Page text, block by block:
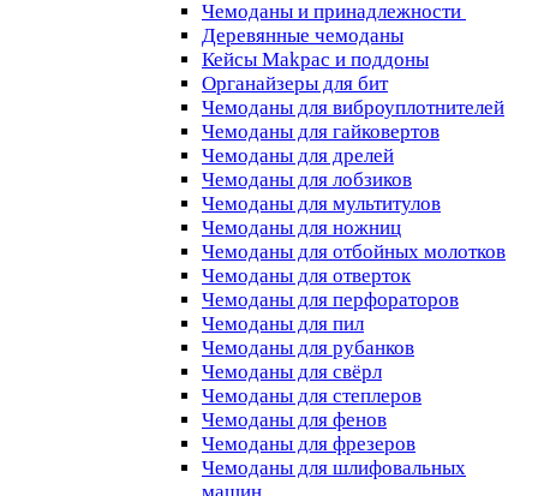
Чемоданы и принадлежности
Деревянные чемоданы
Кейсы Makpac и поддоны
Органайзеры для бит
Чемоданы для виброуплотнителей
Чемоданы для гайковертов
Чемоданы для дрелей
Чемоданы для лобзиков
Чемоданы для мультитулов
Чемоданы для ножниц
Чемоданы для отбойных молотков
Чемоданы для отверток
Чемоданы для перфораторов
Чемоданы для пил
Чемоданы для рубанков
Чемоданы для свёрл
Чемоданы для степлеров
Чемоданы для фенов
Чемоданы для фрезеров
Чемоданы для шлифовальных